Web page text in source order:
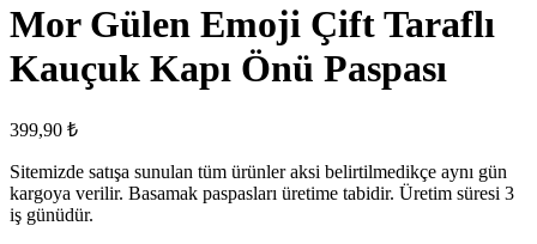
Mor Gülen Emoji Çift Taraflı
Kauçuk Kapı Önü Paspası
399,90 ₺
Sitemizde satışa sunulan tüm ürünler aksi belirtilmedikçe aynı gün
kargoya verilir. Basamak paspasları üretime tabidir. Üretim süresi 3
iş günüdür.